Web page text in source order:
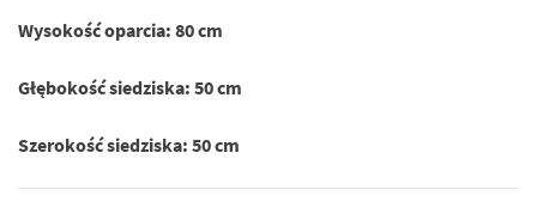
Wysokość oparcia: 80 cm
Głębokość siedziska: 50 cm
Szerokość siedziska: 50 cm